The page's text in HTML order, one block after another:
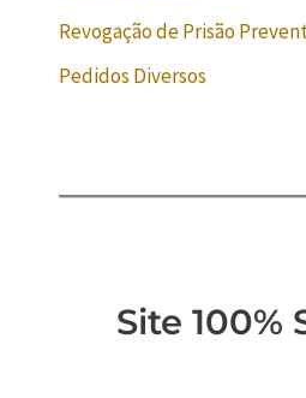
Revogação de Prisão
Pedidos Diversos
Site 100%